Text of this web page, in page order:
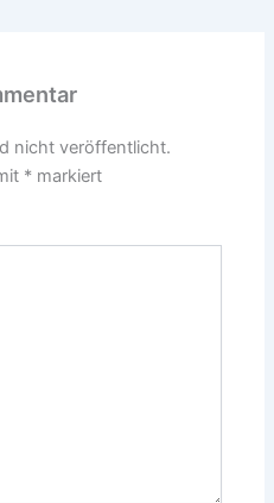
nicht veröffentlicht.
* markiert